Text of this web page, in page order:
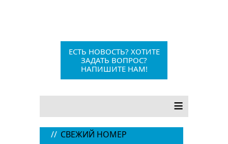
ЕСТЬ НОВОСТЬ? ХОТИТЕ
ЗАДАТЬ ВОПРОС?
НАПИШИТЕ НАМ!
12+
≡
// СВЕЖИЙ НОМЕР